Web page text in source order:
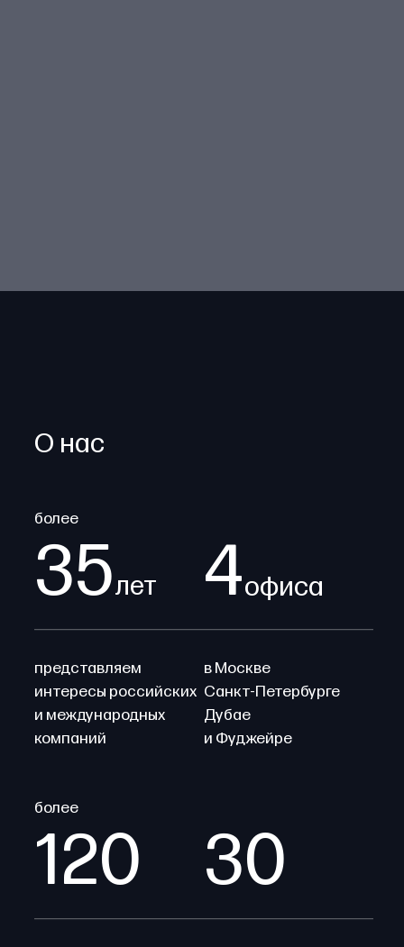
О нас
более
35лет
представляем
интересы российских
и международных
компаний
4офиса
в Москве
Санкт-Петербурге
Дубае
и Фуджейре
более
120 30